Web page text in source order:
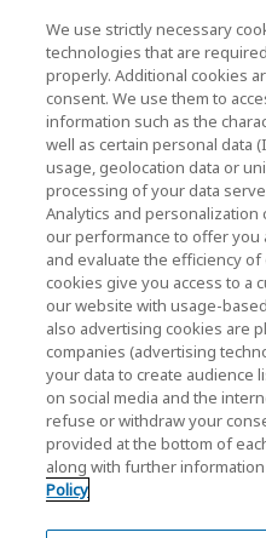
KIOXIA Holdings
Befektetői
KIOXIA Holdings
Befektetői
Adatvédelmi szabályzat
Cookie Settings
Felhasználási feltételek
Védjegyek
We use strictly necessary
technologies that are
properly. Additional cookies
consent. We use them to
information such as the
well as certain personal data
usage, geolocation data or
processing of your data
Analytics and personalization
our performance to offer
and evaluate the efficiency
cookies give you access to a
our website with usage-
also advertising cookies are
companies (advertising
your data to create audience
on social media and the
refuse or withdraw your
provided at the bottom of
along with further
Policy